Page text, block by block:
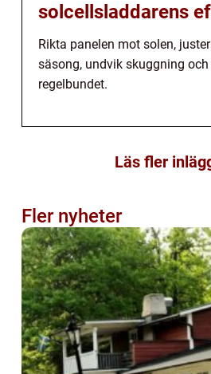
solcellsladdarens
Rikta panelen mot solen,
säsong, undvik skuggning
regelbundet.
Läs fler
Fler nyheter